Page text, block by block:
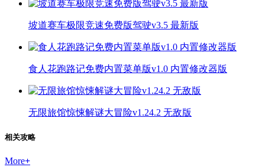
坡道赛车极限竞速免费版驾驶v3.5 最新版
食人花跑路记免费内置菜单版v1.0 内置修改器版
无限旅馆惊悚解谜大冒险v1.24.2 无敌版
相关攻略
More+